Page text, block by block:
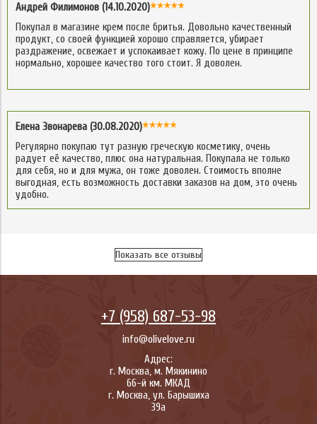
Андрей Филимонов (14.10.2020)
Покупал в магазине крем после бритья. Довольно качественный
продукт, со своей функцией хорошо справляется, убирает
раздражение, освежает и успокаивает кожу. По цене в принципе
нормально, хорошее качество того стоит. Я доволен.
Елена Звонарева (30.08.2020)
Регулярно покупаю тут разную греческую косметику, очень
радует её качество, плюс она натуральная. Покупала не только
для себя, но и для мужа, он тоже доволен. Стоимость вполне
выгодная, есть возможность доставки заказов на дом, это очень
удобно.
Показать все отзывы
+7 (958) 687-53-98
info@olivelove.ru
Адрес:
г. Москва, м. Мякинино
66-й км. МКАД
г. Москва, ул. Барышиха
39а